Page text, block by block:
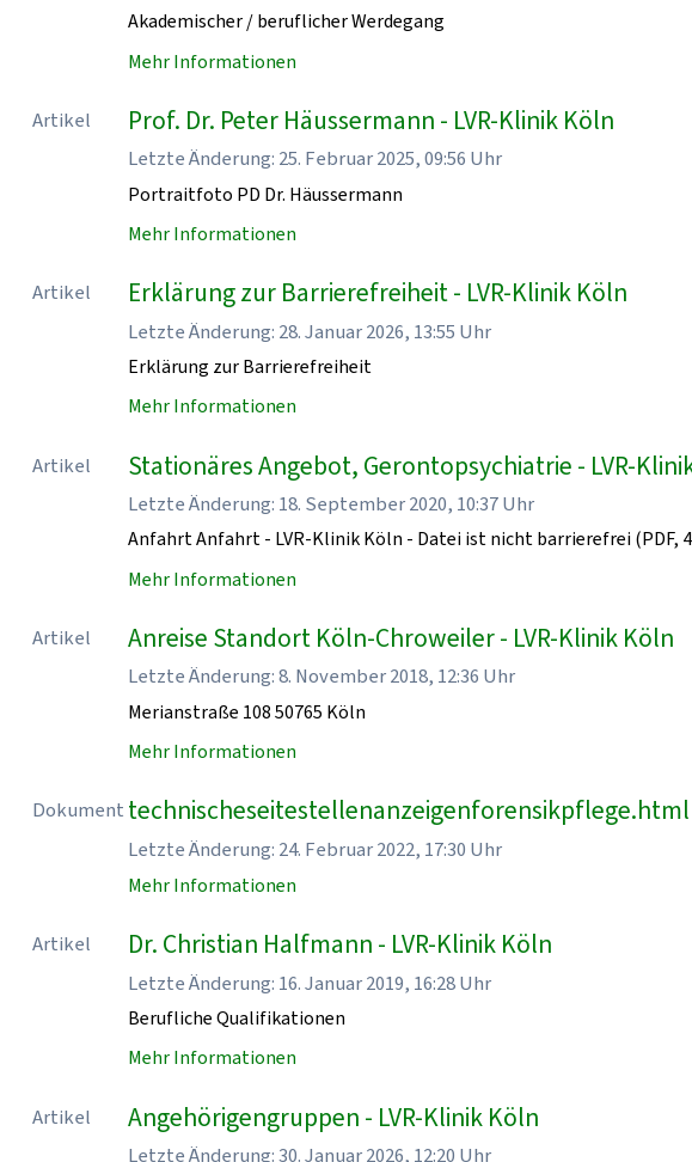
Akademischer / beruflicher Werdegang
Mehr Informationen
Artikel Prof. Dr. Peter Häussermann - LVR-Klinik Köln
Letzte Änderung: 25. Februar 2025, 09:56 Uhr
Portraitfoto PD Dr. Häussermann
Mehr Informationen
Artikel Erklärung zur Barrierefreiheit - LVR-Klinik Köln
Letzte Änderung: 28. Januar 2026, 13:55 Uhr
Erklärung zur Barrierefreiheit
Mehr Informationen
Artikel Stationäres Angebot, Gerontopsychiatrie - LVR-
Letzte Änderung: 18. September 2020, 10:37 Uhr
Anfahrt Anfahrt - LVR-Klinik Köln - Datei ist nicht barrierefrei (PDF,
Mehr Informationen
Artikel Anreise Standort Köln-Chroweiler - LVR-Klinik Köln
Letzte Änderung: 8. November 2018, 12:36 Uhr
Merianstraße 108 50765 Köln
Mehr Informationen
Dokument technischeseitestellenanzeigenforensikpflege.html
Letzte Änderung: 24. Februar 2022, 17:30 Uhr
Mehr Informationen
Artikel Dr. Christian Halfmann - LVR-Klinik Köln
Letzte Änderung: 16. Januar 2019, 16:28 Uhr
Berufliche Qualifikationen
Mehr Informationen
Artikel Angehörigengruppen - LVR-Klinik Köln
Letzte Änderung: 30. Januar 2026, 12:20 Uhr